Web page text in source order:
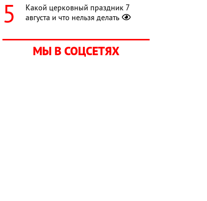
Какой церковный праздник 7
августа и что нельзя делать
МЫ В СОЦСЕТЯХ